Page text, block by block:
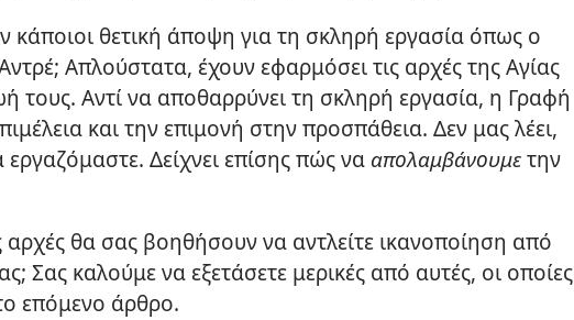
κάποιοι θετική άποψη για τη σκληρή εργασία όπως ο
Απλούστατα, έχουν εφαρμόσει τις αρχές της Αγίας
τους. Αντί να αποθαρρύνει τη σκληρή εργασία, η Γραφή
και την επιμονή στην προσπάθεια. Δεν μας λέει,
Δείχνει επίσης πώς νααπολαμβάνουμετην
αρχές θα σας βοηθήσουν να αντλείτε ικανοποίηση από
Σας καλούμε να εξετάσετε μερικές από αυτές, οι οποίες
επόμενο άρθρο.